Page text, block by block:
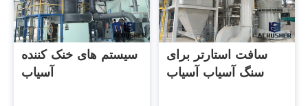
سیستم های خنک کننده
آسیاب
سافت استارتر برای
سنگ آسیاب آسیاب